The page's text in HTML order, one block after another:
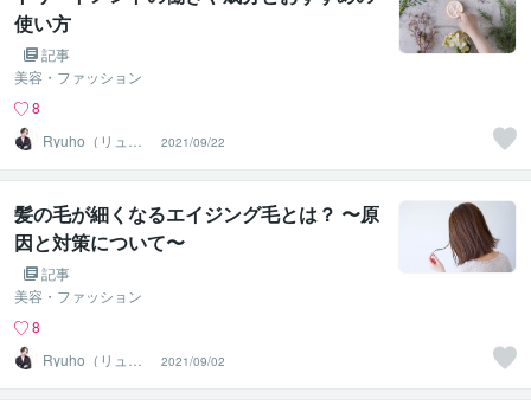
使い方
記事
美容・ファッション
8
Ryuho（リュウ
ホ）
2021/09/22
髪の毛が細くなるエイジング毛とは？ 〜原
因と対策について〜
記事
美容・ファッション
8
Ryuho（リュウ
ホ）
2021/09/02